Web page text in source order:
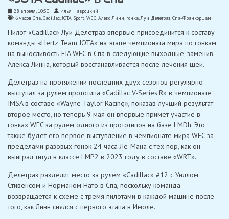
28 апреля, 10:30
Илья Навроцкий
6 часов Спа,Cadillac,JOTA Sport,WEC,Алекс Линн, гонка,Луи Делетраз,Спа-Франкоршам
Пилот «Cadillac» Луи Делетраз впервые присоединится к составу
команды «Hertz Team JOTA» на этапе чемпионата мира по гонкам
на выносливость FIA WEC в Спа в следующие выходные, заменив
Алекса Линна, который восстанавливается после лечения шеи.
Делетраз на протяжении последних двух сезонов регулярно
выступал за рулем прототипа «Cadillac V-Series.R» в чемпионате
IMSA в составе «Wayne Taylor Racing», показав лучший результат —
второе место, но теперь 9 мая он впервые примет участие в
гонках WEC за рулем одного из прототипов на базе LMDh. Это
также будет его первое выступление в чемпионате мира WEC за
пределами разовых гонок 24 часа Ле-Мана с тех пор, как он
выиграл титул в классе LMP2 в 2023 году в составе «WRT».
Делетраз разделит место за рулем «Cadillac» #12 с Уиллом
Стивенсом и Норманом Нато в Спа, поскольку команда
возвращается к схеме с тремя пилотами в каждой машине после
того, как Линн снялся с первого этапа в Имоле.